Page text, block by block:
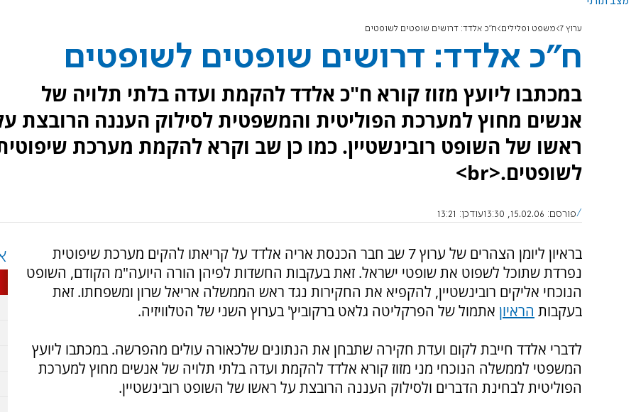
ערוץ 7 משפט ופלילים ח"כ אלדד: דרושים שופטים לשופטים
ח"כ אלדד: דרושים שופטים לשופטים
במכתבו ליועץ מזוז קורא ח"כ אלדד להקמת ועדה בלתי תלויה של
אנשים מחוץ למערכת הפוליטית והמשפטית לסילוק העננה הרובצת
ראשו של השופט רובינשטיין. כמו כן שב וקרא להקמת מערכת
לשופטים.<br>
פורסם: 15.02.06, 13:30 עודכן: 13:21
בראיון ליומן הצהרים של ערוץ 7 שב חבר הכנסת אריה אלדד על קריאתו להקים מערכת שיפוטית
נפרדת שתוכל לשפוט את שופטי ישראל. זאת בעקבות החשדות לפיהן הורה היועה"מ הקודם, השופט
הנוכחי אליקים רובינשטיין, להקפיא את החקירות נגד ראש הממשלה אריאל שרון ומשפחתו. זאת
בעקבות הראיון אתמול של הפרקליטה גלאט ברקוביץ' בערוץ השני של הטלוויזיה.
לדברי אלדד חייבת לקום ועדת חקירה שתבחן את הנתונים שלכאורה עולים מהפרשה. במכתבו ליועץ
המשפטי לממשלה הנוכחי מני מזוז קורא אלדד להקמת ועדה בלתי תלויה של אנשים מחוץ למערכת
הפוליטית לבחינת הדברים ולסילוק העננה הרובצת על ראשו של השופט רובינשטיין.